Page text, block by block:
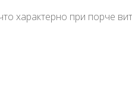
характерно при порче